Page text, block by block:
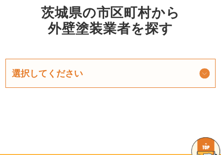
茨城県の市区町村から
外壁塗装業者を探す